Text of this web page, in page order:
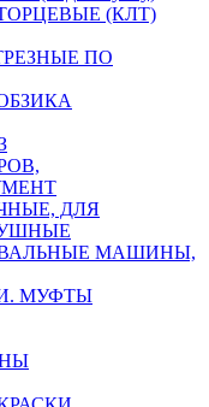
(КЛТ)
ПО
ДЛЯ
МАШИНЫ,
МУФТЫ